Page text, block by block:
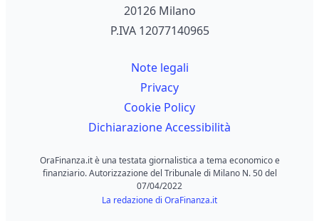
20126 Milano
P.IVA 12077140965
Note legali
Privacy
Cookie Policy
Dichiarazione Accessibilità
OraFinanza.it è una testata giornalistica a tema economico e
finanziario. Autorizzazione del Tribunale di Milano N. 50 del
07/04/2022
La redazione di OraFinanza.it